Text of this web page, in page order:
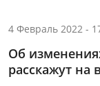
4 Февраль 2022 -
Об
расскажут на